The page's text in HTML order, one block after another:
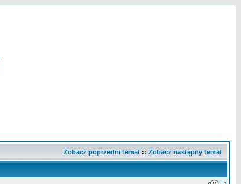
Zobacz poprzedni temat :: Zobacz następny temat